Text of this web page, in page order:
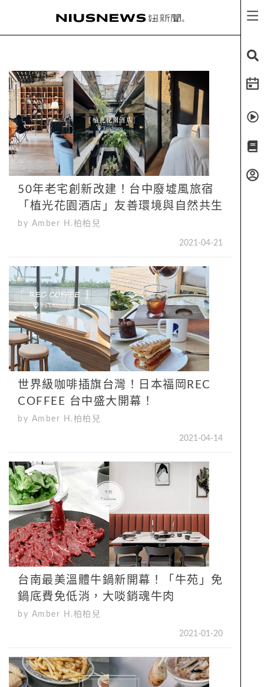
50年老宅創新改建！台中廢墟風旅宿
「植光花園酒店」友善環境與自然共生
by Amber H.柏柏兒
2021-04-21
世界級咖啡插旗台灣！日本福岡REC
COFFEE 台中盛大開幕！
by Amber H.柏柏兒
2021-04-14
台南最美溫體牛鍋新開幕！「牛苑」免
鍋底費免低消，大啖銷魂牛肉
by Amber H.柏柏兒
2021-01-20